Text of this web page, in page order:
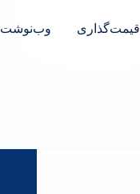
قیمت‌گذاری وب‌نوشت